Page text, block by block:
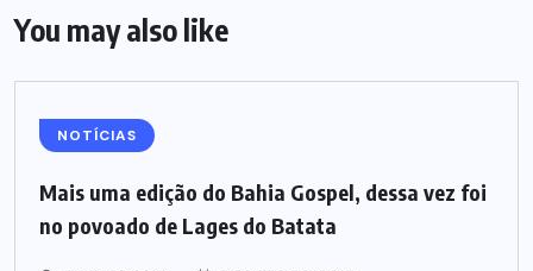
You may also like
NOTÍCIAS
Mais uma edição do Bahia Gospel, dessa vez foi
no povoado de Lages do Batata